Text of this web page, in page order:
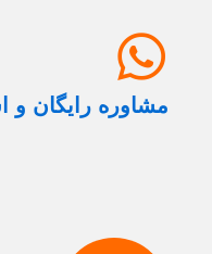
مشاوره رایگان و